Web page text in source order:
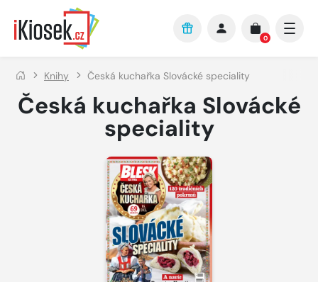
Přejít na hlavní obsah
0
Knihy Česká kuchařka Slovácké speciality
Česká kuchařka Slovácké
speciality